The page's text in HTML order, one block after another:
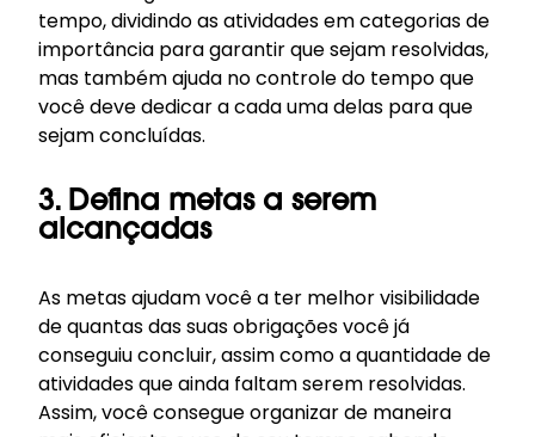
tempo, dividindo as atividades em categorias de
importância para garantir que sejam resolvidas,
mas também ajuda no controle do tempo que
você deve dedicar a cada uma delas para que
sejam concluídas.
3. Defina metas a serem
alcançadas
As metas ajudam você a ter melhor visibilidade
de quantas das suas obrigações você já
conseguiu concluir, assim como a quantidade de
atividades que ainda faltam serem resolvidas.
Assim, você consegue organizar de maneira